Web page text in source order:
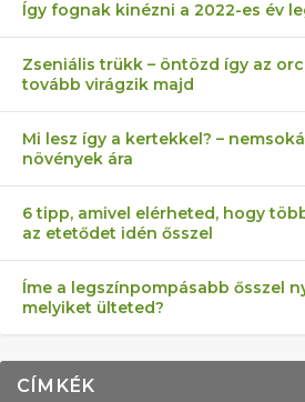
Így fognak kinézni a 2022-es év
Zseniális trükk – öntözd így az
tovább virágzik majd
Mi lesz így a kertekkel? –
növények ára
6 tipp, amivel elérheted, hogy
az etetődet idén ősszel
Íme a legszínpompásabb ősszel
melyiket ülteted?
CÍMKÉK